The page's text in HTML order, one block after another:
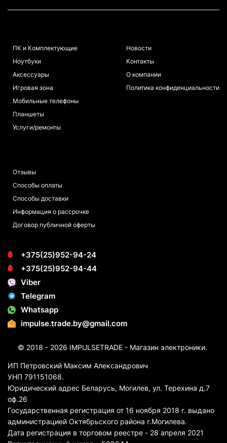
ПК и Комплектующие
Ноутбуки
Аксессуары
Игровая зона
Мобильные телефоны
Планшеты
Услуги/ремонты
Новости
Контакты
О компании
Политика конфиденциальности
Отзывы
Способы оплаты
Способы доставки
Информация о рассрочке
Договор публичной оферты
+375(25)952-94-24
+375(25)952-94-44
Viber
Telegram
Whatsapp
impulse.trade.by@gmail.com
© 2018 - 2026 IMPULSETRADE - Магазин электроники.
ИП Петровский Максим Александрович
УНП 791151068.
Юридический адрес Беларусь, Могилев, ул. Терехина д.7
оф.26
Государственная регистрация от 16 ноября 2018 г. выдано
администрацией Октябрьского района г.Могилева.
Дата регистрация в торговом реестре - 28 апреля 2021